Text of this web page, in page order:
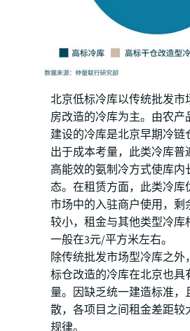
北京低标冷库以传统批发市
房改造的冷库为主。由农产
建设的冷库是北京早期冷链
出于成本考量，此类冷库普
高能效的氨制冷方式使库内
态。在租赁方面，此类冷库
市场中的入驻商户使用，剩
较小，租金与其他类型冷库
一般在3元/平方米左右。
除传统批发市场型冷库之外
标仓改造的冷库在北京也具
量。因缺乏统一建造标准，
散，各项目之间租金差距较
规律。